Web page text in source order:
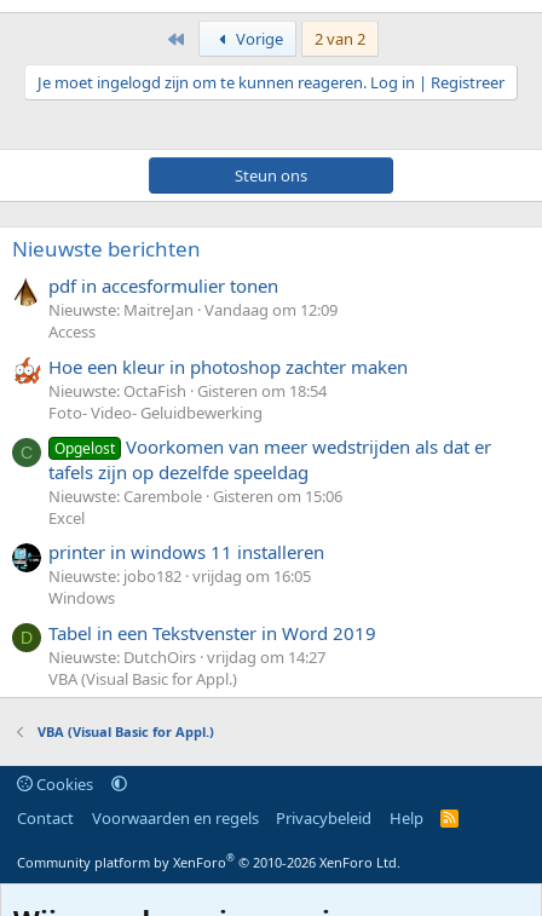
Eerste Vorige
2 van 2
Je moet ingelogd zijn om te kunnen reageren. Log in | Registreer
Steun ons
Nieuwste berichten
pdf in accesformulier tonen
Nieuwste: MaitreJan Vandaag om 12:09
Access
Hoe een kleur in photoshop zachter maken
Nieuwste: OctaFish
Gisteren om 18:54
Foto- Video- Geluidbewerking
C Opgelost Voorkomen van meer wedstrijden als dat er
tafels zijn op dezelfde speeldag
Nieuwste: Carembole Gisteren om 15:06
Excel
printer in windows 11 installeren
Nieuwste: jobo182 vrijdag om 16:05
Windows
D Tabel in een Tekstvenster in Word 2019
Nieuwste: DutchOirs vrijdag om 14:27
VBA (Visual Basic for Appl.)
VBA (Visual Basic for Appl.)
Cookies
Contact
Voorwaarden en regels Privacybeleid Help
R
S
Community platform by XenForo® © 2010-2026 XenForo Ltd.